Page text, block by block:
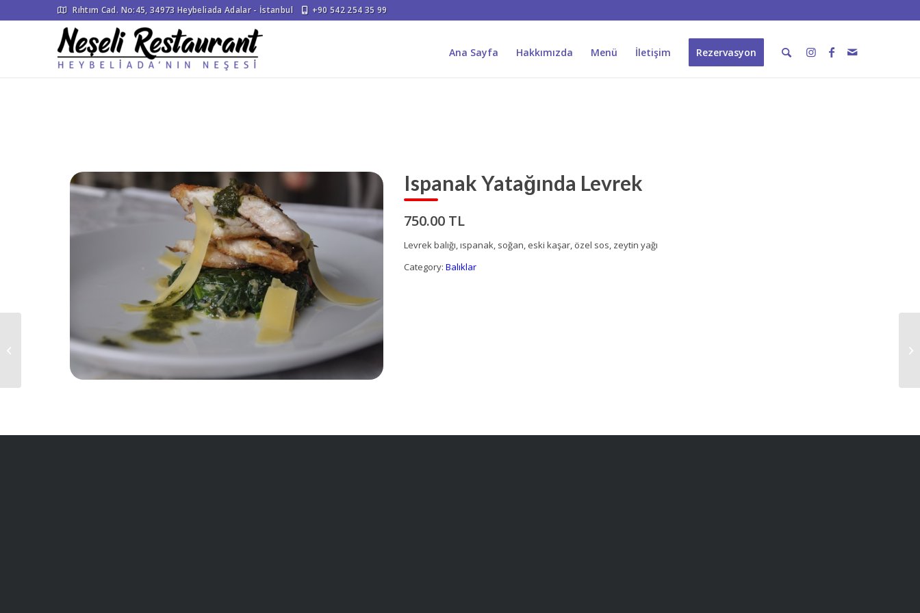
Rıhtım Cad. No:45, 34973 Heybeliada Adalar - İstanbul +90 542 254 35 99
Ana Sayfa Hakkımızda Menü İletişim Rezervasyon
Ispanak Yatağında Levrek
750.00 TL
Levrek balığı, ıspanak, soğan, eski kaşar, özel sos, zeytin yağı
Category: Balıklar
Mezgit Tava